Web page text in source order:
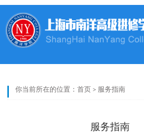
你当前所在的位置： 首页 > 服务指南
服务指南